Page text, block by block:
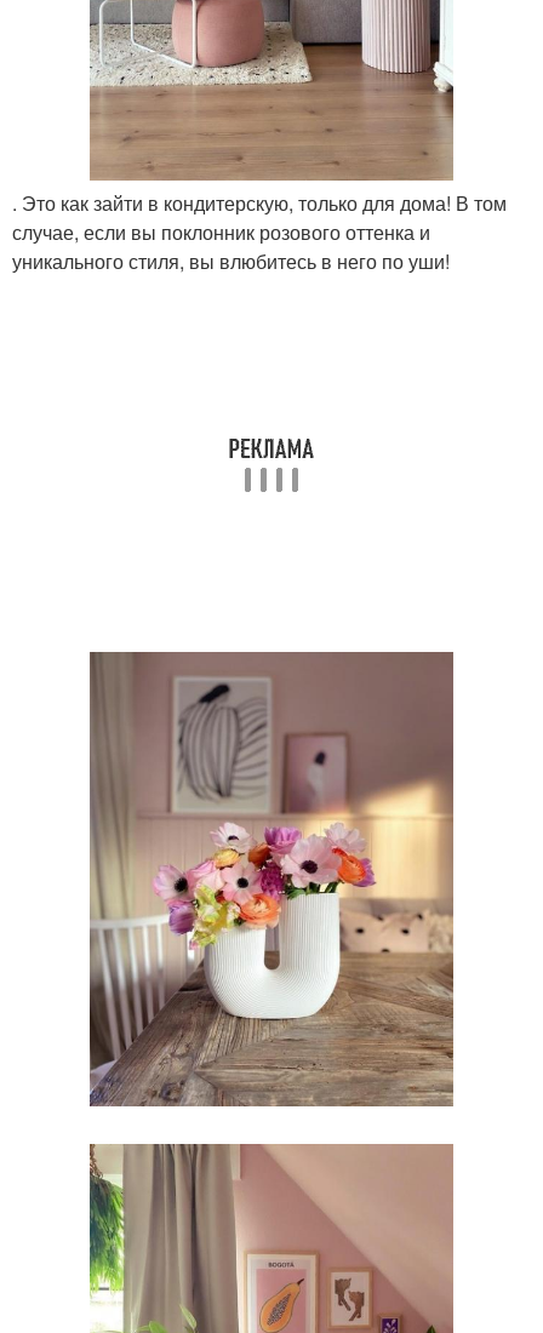
. Это как зайти в кондитерскую, только для дома! В том
случае, если вы поклонник розового оттенка и
уникального стиля, вы влюбитесь в него по уши!